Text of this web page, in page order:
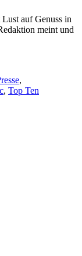
auf Genuss in
meint und
,
, Top Ten